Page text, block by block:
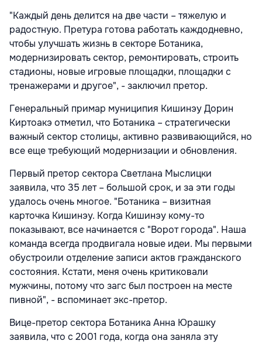
"Каждый день делится на две части – тяжелую и
радостную. Претура готова работать каждодневно,
чтобы улучшать жизнь в секторе Ботаника,
модернизировать сектор, ремонтировать, строить
стадионы, новые игровые площадки, площадки с
тренажерами и другое", - заключил претор.
Генеральный примар муниципия Кишинэу Дорин
Киртоакэ отметил, что Ботаника – стратегически
важный сектор столицы, активно развивающийся, но
все еще требующий модернизации и обновления.
Первый претор сектора Светлана Мыслицки
заявила, что 35 лет – большой срок, и за эти годы
удалось очень многое. "Ботаника – визитная
карточка Кишинэу. Когда Кишинэу кому-то
показывают, все начинается с "Ворот города". Наша
команда всегда продвигала новые идеи. Мы первыми
обустроили отделение записи актов гражданского
состояния. Кстати, меня очень критиковали
мужчины, потому что загс был построен на месте
пивной", - вспоминает экс-претор.
Вице-претор сектора Ботаника Анна Юрашку
заявила, что с 2001 года, когда она заняла эту